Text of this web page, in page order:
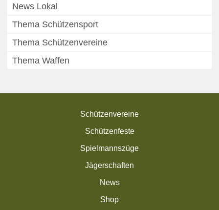
News Lokal
Thema Schützensport
Thema Schützenvereine
Thema Waffen
Schützenvereine
Schützenfeste
Spielmannszüge
Jägerschaften
News
Shop